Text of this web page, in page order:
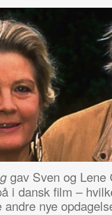
gav Sven og Lene
i dansk film –
nye